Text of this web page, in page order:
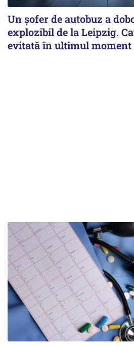
Un șofer de autobuz a
explozibil de la Leipzig.
evitată în ultimul moment